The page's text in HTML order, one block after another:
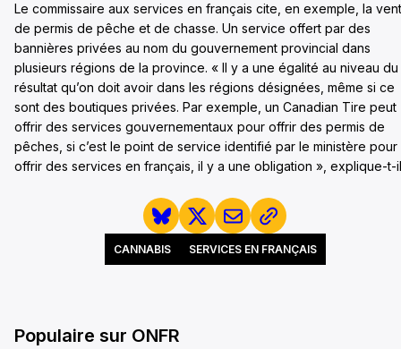
Le commissaire aux services en français cite, en exemple, la
de permis de pêche et de chasse. Un service offert par des
bannières privées au nom du gouvernement provincial dans
plusieurs régions de la province. « Il y a une égalité au niveau du
résultat qu’on doit avoir dans les régions désignées, même si ce
sont des boutiques privées. Par exemple, un Canadian Tire peut
offrir des services gouvernementaux pour offrir des permis de
pêches, si c’est le point de service identifié par le ministère pour
offrir des services en français, il y a une obligation », explique-t-
CANNABIS SERVICES EN FRANÇAIS
Populaire sur ONFR